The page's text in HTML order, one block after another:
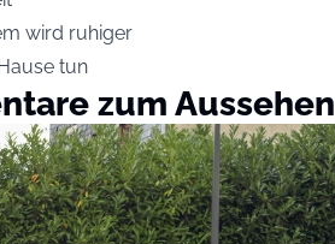
wird ruhiger
tun
zum Aussehen